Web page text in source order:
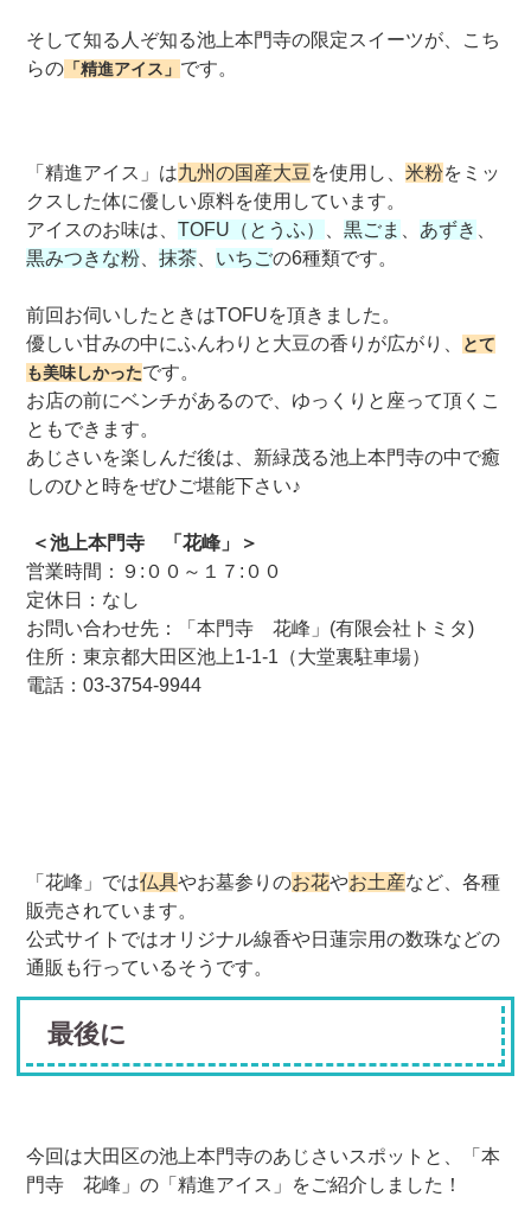
そして知る人ぞ知る池上本門寺の限定スイーツが、こち
らの 「精進アイス」 です。
「精進アイス」は九州の国産大豆を使用し、米粉をミッ
クスした体に優しい原料を使用しています。
アイスのお味は、TOFU（とうふ） 、黒ごま あずき
黒みつきな粉 、抹茶 いちごの6種類です。
前回お伺いしたときはTOFUを頂きました。
優しい甘みの中にふんわりと大豆の香りが広がり、
とて
も美味しかったです。
お店の前にベンチがあるので、ゆっくりと座って頂くこ
ともできます。
あじさいを楽しんだ後は、新緑茂る池上本門寺の中で癒
しのひと時をぜひご堪能下さい♪
＜池上本門寺 「花峰」＞
営業時間：９:００～１７:００
定休日：なし
お問い合わせ先：「本門寺 花峰」(有限会社トミタ)
住所：東京都大田区池上1-1-1（大堂裏駐車場）
電話：03-3754-9944
「花峰」では仏具やお墓参りのお花やお土産など、各種
販売されています。
公式サイトではオリジナル線香や日蓮宗用の数珠などの
通販も行っているそうです。
最後に
今回は大田区の池上本門寺のあじさいスポットと、「本
門寺 花峰」の「精進アイス」をご紹介しました！